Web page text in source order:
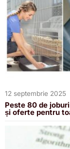
12 septembrie 2025
Peste 80 de
și oferte pentru